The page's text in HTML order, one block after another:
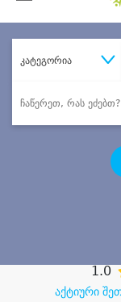
კატეგორია
აქტიური
1.0